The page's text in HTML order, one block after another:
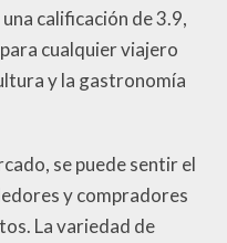
calificación de 3.9,
cualquier viajero
y la gastronomía
se puede sentir el
y compradores
La variedad de